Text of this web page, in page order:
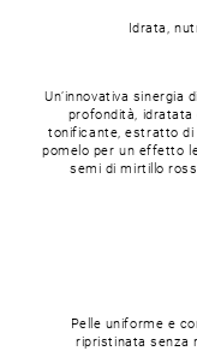
Idrata,
Un’innovativa sinergia
profondità,
tonificante, estratto
pomelo per un effetto
semi di mirtillo
Pelle uniforme e
ripristinata senza